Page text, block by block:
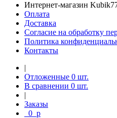
Интернет-магазин
Оплата
Доставка
Согласие на обработку
Политика
Контакты
|
Отложенные 0 шт.
В сравнении 0 шт.
|
Заказы
0 p